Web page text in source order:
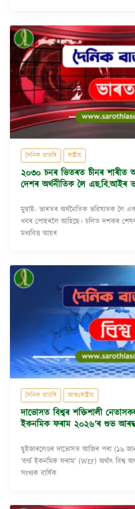
দৈনিক বাতৰি ৰাষ্ট্ৰীয়
২০৩০ চনৰ ভিতৰত চীনৰ শাৰীত
দেশৰ অৰ্থনীতিক লৈ এছ.বি.আইৰ
মুম্বাই- ভাৰতৰ অৰ্থনৈতিক ভৱিষ্যতক লৈ
খবৰ পোহৰলৈ আহিছে। চলিত দশকৰ
মধ্যবিত্ত আয়ৰ
দৈনিক বাতৰি আন্তঃৰাষ্ট্ৰীয়
দাভোসত বিশ্বৰ শক্তিশালী
ইকনমিক ফৰাম ২০২৬’ৰ শুভ
ছুইজাৰলেণ্ডৰ দাভোসত আজিৰ পৰা (১৯
‘ৱৰ্ল্ড ইকনমিক ফৰাম’ (WEF) অৰ্থাৎ বিশ্ব
সংখ্যক বাৰ্ষিক